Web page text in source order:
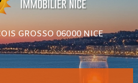
GROSSO 06000 NICE